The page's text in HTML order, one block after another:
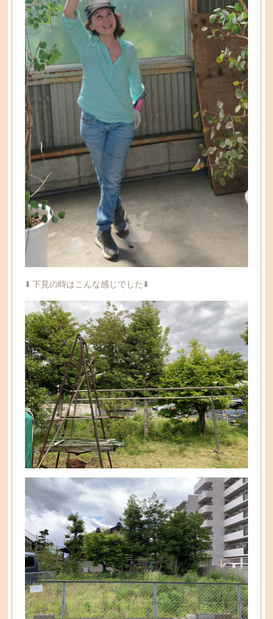
⬇️ 下見の時はこんな感じでした⬇️